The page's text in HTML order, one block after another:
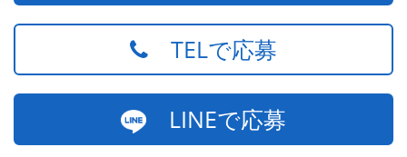
TELで応募
LINEで応募